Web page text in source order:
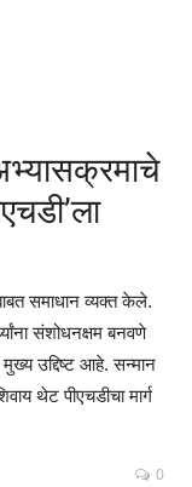
अभ्यासक्रमाचे
समाधान व्यक्त केले.
संशोधनक्षम बनवणे
उद्दिष्ट आहे. सन्मान
थेट पीएचडीचा मार्ग
0